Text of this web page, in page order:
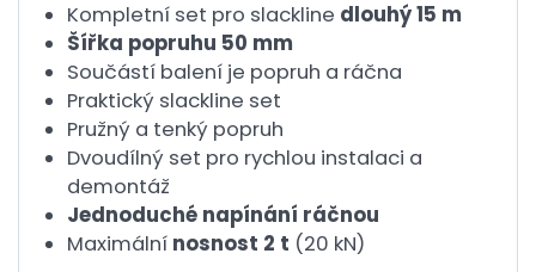
Kompletní set pro slackline dlouhý 15 m
Šířka popruhu 50 mm
Součástí balení je popruh a ráčna
Praktický slackline set
Pružný a tenký popruh
Dvoudílný set pro rychlou instalaci a
demontáž
Jednoduché napínání ráčnou
Maximální nosnost 2 t (20 kN)